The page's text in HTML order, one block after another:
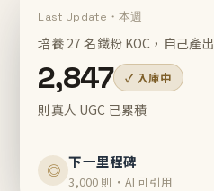
Last Update・本週
培養 27 名鐵粉 KOC，自己產出
2,847 ✓ 入庫中
則真人 UGC 已累積
◎ 下一里程碑
3,000 則・AI 可引用